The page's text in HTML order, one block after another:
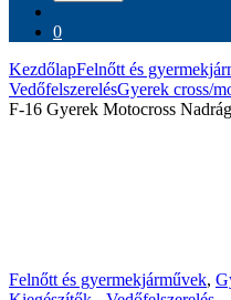
0
KezdőlapFelnőtt és
VedőfelszerelésGyerek cross/
F-16 Gyerek Motocross
Felnőtt és gyermekjárművek,